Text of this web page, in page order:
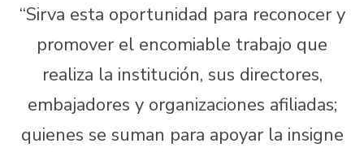
“Sirva esta oportunidad para reconocer y
promover el encomiable trabajo que
realiza la institución, sus directores,
embajadores y organizaciones afiliadas;
quienes se suman para apoyar la insigne